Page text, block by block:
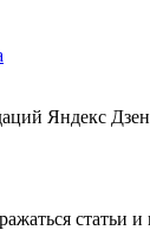
Яндекс